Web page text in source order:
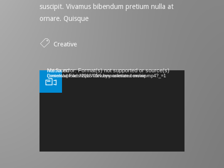
suscipit. Vivamus bibendum pretium nulla at
ornare. Quisque
Creative
Video Player
Media error: Format(s) not supported or source(s) not found
Download File: https://dev.byronsletten.com/wp-content/uploads/2018/05/funny-animated-movie.mp4?_=1